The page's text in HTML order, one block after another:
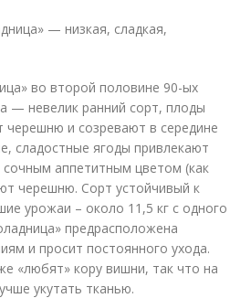
— низкая, сладкая,
во второй половине 90-ых
— невелик ранний сорт, плоды
и созревают в середине
сладостные ягоды привлекают
аппетитным цветом (как
черешню. Сорт устойчивый к
урожаи – около 11,5 кг с одного
предрасположена
и просит постоянного ухода.
«любят» кору вишни, так что на
укутать тканью.